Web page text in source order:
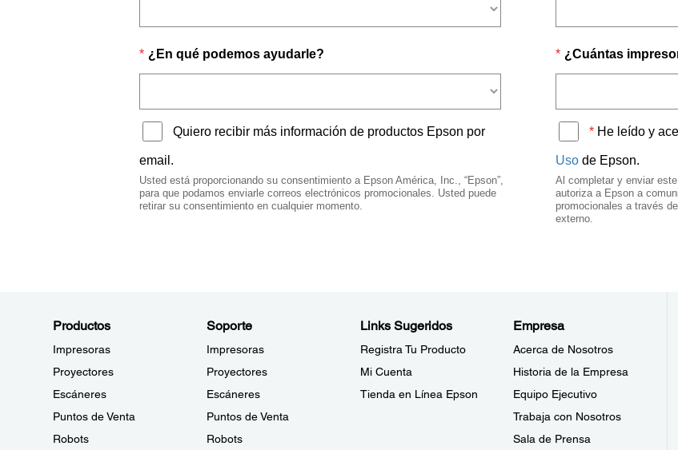
Productos
Impresoras
Proyectores
Escáneres
Puntos de Venta
Robots
Soporte
Impresoras
Proyectores
Escáneres
Puntos de Venta
Robots
Links Sugeridos
Registra Tu Producto
Mi Cuenta
Tienda en Línea Epson
Empresa
Acerca de Nosotros
Historia de la Empresa
Equipo Ejecutivo
Trabaja con Nosotros
Sala de Prensa